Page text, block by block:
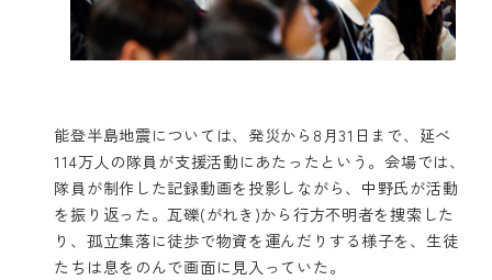
能登半島地震については、発災から8月31日まで、延べ
114万人の隊員が支援活動にあたったという。会場では、
隊員が制作した記録動画を投影しながら、中野氏が活動
を振り返った。瓦礫(がれき)から行方不明者を捜索した
り、孤立集落に徒歩で物資を運んだりする様子を、生徒
たちは息をのんで画面に見入っていた。